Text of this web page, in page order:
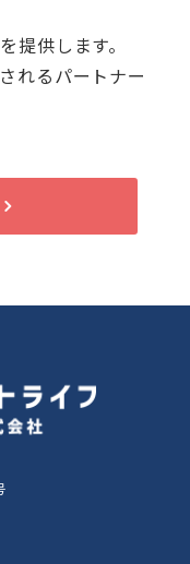
提供します。
れるパートナー